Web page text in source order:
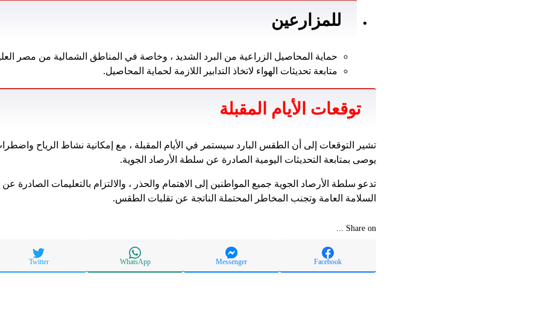
للمزارعين
حماية المحاصيل الزراعية من البرد الشديد ، وخاصة في المناطق الشمالية من مصر
متابعة تحديثات الهواء لاتخاذ التدابير اللازمة لحماية المحاصيل.
توقعات الأيام المقبلة
تشير التوقعات إلى أن الطقس البارد سيستمر في الأيام المقبلة ، مع إمكانية نشاط الرياح
يوصى بمتابعة التحديثات اليومية الصادرة عن سلطة الأرصاد الجوية.
تدعو سلطة الأرصاد الجوية جميع المواطنين إلى الاهتمام والحذر ، والالتزام بالتعليمات الصادرة
السلامة العامة وتجنب المخاطر المحتملة الناتجة عن تقلبات الطقس.
Share on ...
Facebook
Messenger
WhatsApp
Twitter